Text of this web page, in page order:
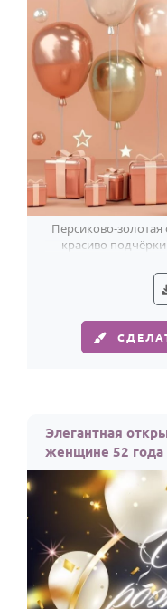
Годовщина
Календарь
КОМУ
Женщине
Мужчине
Маме
Папе
Детям
Все родственники
ПЕРСОНАЛЬНЫЕ
Пожелания
Персиково-
красиво
Элегантная
женщине 52 года